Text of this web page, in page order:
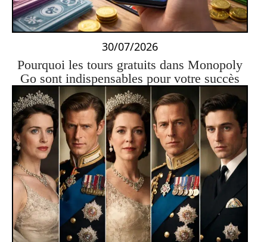
30/07/2026
Pourquoi les tours gratuits dans Monopoly
Go sont indispensables pour votre succès